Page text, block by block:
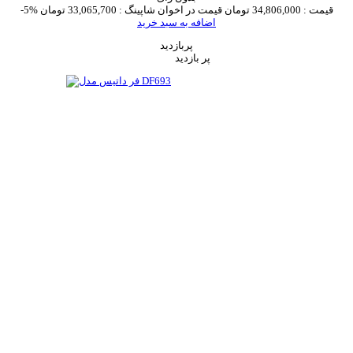
-5%
قیمت : 34,806,000 تومان قیمت در اخوان شاپینگ : 33,065,700 تومان
اضافه به سبد خرید
پربازدید
پر بازدید